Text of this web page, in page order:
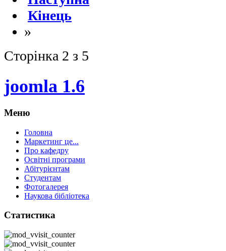
Кінець
»
Сторінка 2 з 5
joomla 1.6
Меню
Головна
Маркетинг це...
Про кафедру
Освітні програми
Абітурієнтам
Студентам
Фотогалерея
Наукова бібліотека
Статистика